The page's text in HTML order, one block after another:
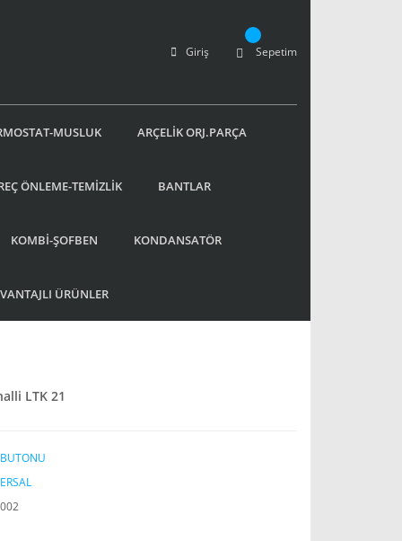
Giriş Sepetim
MUSLUK ARÇELİK ORJ.PARÇA
ÖNLEME-TEMİZLİK BANTLAR
KOMBİ-ŞOFBEN KONDANSATÖR
ÜRÜNLER
LTK 21